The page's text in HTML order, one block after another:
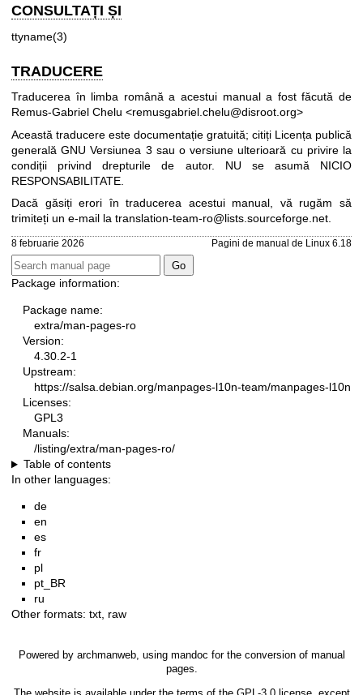
CONSULTAȚI ȘI
ttyname(3)
TRADUCERE
Traducerea în limba română a acestui manual a fost făcută de
Remus-Gabriel Chelu <remusgabriel.chelu@disroot.org>
Această traducere este documentație gratuită; citiți Licența publică
generală GNU Versiunea 3 sau o versiune ulterioară cu privire la
condiții privind drepturile de autor. NU se asumă NICIO
RESPONSABILITATE.
Dacă găsiți erori în traducerea acestui manual, vă rugăm să
trimiteți un e-mail la translation-team-ro@lists.sourceforge.net
8 februarie 2026 Pagini de manual de Linux 6.18
Package information:
Package name:
extra/man-pages-ro
Version:
4.30.2-1
Upstream:
https://salsa.debian.org/manpages-l10n-team/manpages-l10n
Licenses:
GPL3
Manuals:
/listing/extra/man-pages-ro/
Table of contents
In other languages:
de
en
es
fr
pl
pt_BR
ru
Other formats: txt, raw
Powered by archmanweb, using mandoc for the conversion of manual
pages.